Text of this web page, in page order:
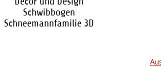
Schwibbogen
Schneemannfamilie 3D